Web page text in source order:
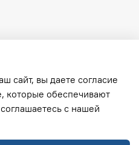
сайт, вы даете согласие
которые обеспечивают
с нашей